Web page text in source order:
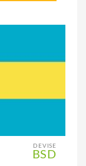
DEVISE
BSD